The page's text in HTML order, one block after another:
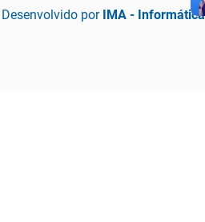
Desenvolvido por IMA -